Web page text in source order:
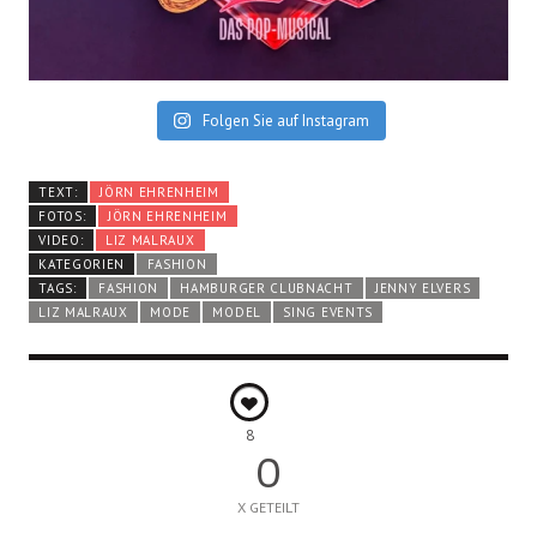
Folgen Sie auf Instagram
TEXT:
JÖRN EHRENHEIM
FOTOS:
JÖRN EHRENHEIM
VIDEO:
LIZ MALRAUX
KATEGORIEN
FASHION
TAGS:
FASHION HAMBURGER CLUBNACHT
JENNY ELVERS
LIZ MALRAUX
MODE MODEL SING EVENTS
8
0
X GETEILT